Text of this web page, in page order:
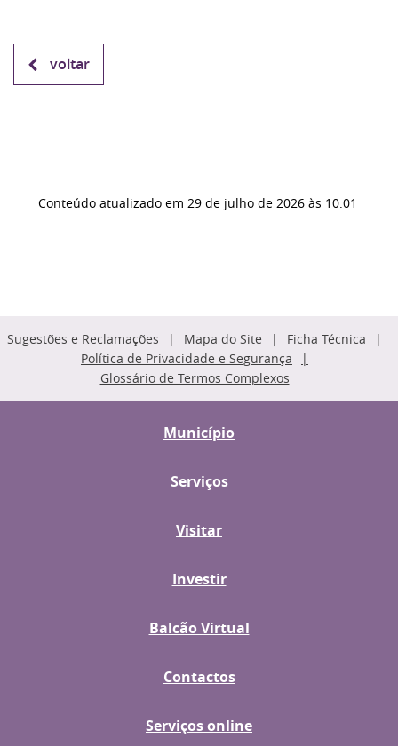
voltar
Conteúdo atualizado em 29 de julho de 2026 às 10:01
Sugestões e Reclamações Mapa do Site
Ficha Técnica
Política de Privacidade e Segurança
Glossário de Termos Complexos
Município
Serviços
Visitar
Investir
Balcão Virtual
Contactos
Serviços online